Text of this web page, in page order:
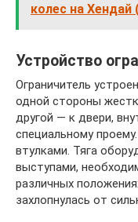
колес на Хендай
Устройство
Ограничитель
одной стороны
другой — к двери,
специальному
втулками. Тяга
выступами,
различных
захлопнулась от